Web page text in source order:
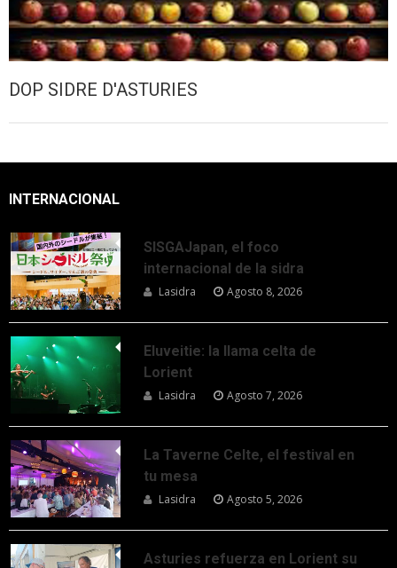
DOP SIDRE D'ASTURIES
INTERNACIONAL
SISGAJapan, el foco
internacional de la sidra
Lasidra Agosto 8, 2026
Eluveitie: la llama celta de
Lorient
Lasidra Agosto 7, 2026
La Taverne Celte, el festival en
tu mesa
Lasidra Agosto 5, 2026
Asturies refuerza en Lorient su